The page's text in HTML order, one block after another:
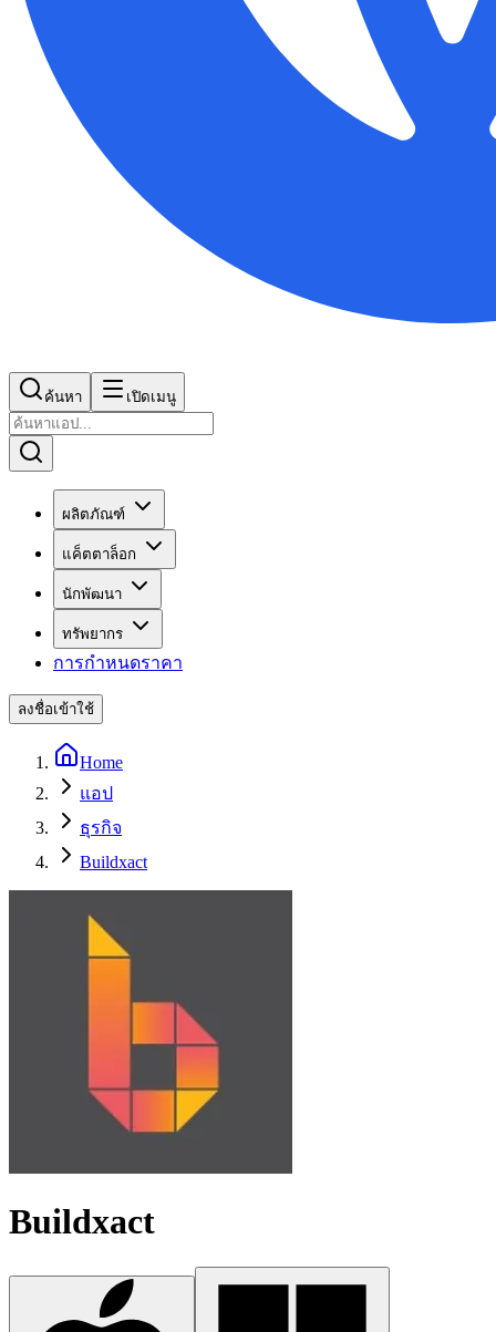
ค้นหา เปิดเมนู
ผลิตภัณฑ์
แค็ตตาล็อก
นักพัฒนา
ทรัพยากร
การกำหนดราคา
ลงชื่อเข้าใช้
Home
แอป
ธุรกิจ
Buildxact
Buildxact